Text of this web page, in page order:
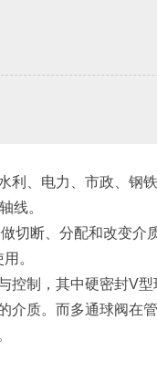
利、电力、市政、钢
线。
切断、分配和改变介
。
控制，其中硬密封V
介质。而多通球阀在